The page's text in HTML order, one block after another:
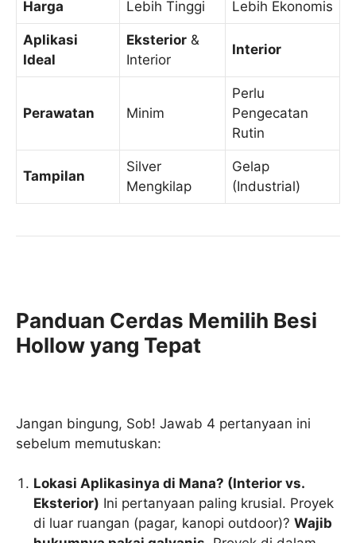
Harga Lebih Tinggi Lebih Ekonomis
Aplikasi
Ideal
Eksterior &
Interior
Interior
Perawatan Minim
Perlu
Pengecatan
Rutin
Tampilan
Silver
Mengkilap
Gelap
(Industrial)
Panduan Cerdas Memilih Besi
Hollow yang Tepat
Jangan bingung, Sob! Jawab 4 pertanyaan ini
sebelum memutuskan:
Lokasi Aplikasinya di Mana? (Interior vs.
Eksterior) Ini pertanyaan paling krusial. Proyek
di luar ruangan (pagar, kanopi outdoor)?Wajib